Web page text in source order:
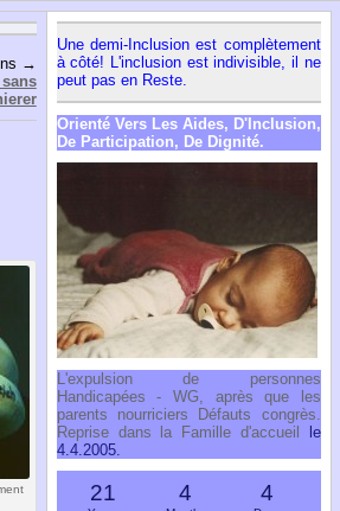
→
Une demi-Inclusion est complètement
à côté! L'inclusion est indivisible, il ne
peut pas en Reste.
Orienté Vers Les Aides, D'Inclusion,
De Participation, De Dignité.
L'expulsion de personnes
Handicapées - WG, après que les
parents nourriciers Défauts congrès.
Reprise dans la Famille d'accueil
le
4.4.2005.
21 4 4